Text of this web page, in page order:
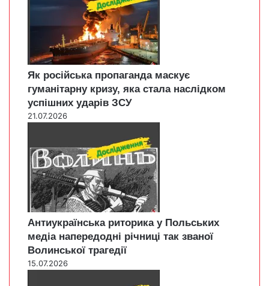
Як російська пропаганда маскує
гуманітарну кризу, яка стала наслідком
успішних ударів ЗСУ
21.07.2026
Антиукраїнська риторика у Польських
медіа напередодні річниці так званої
Волинської трагедії
15.07.2026